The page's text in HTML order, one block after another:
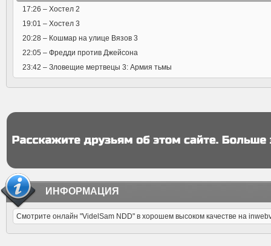
17:26 – Хостел 2
19:01 – Хостел 3
20:28 – Кошмар на улице Вязов 3
22:05 – Фредди против Джейсона
23:42 – Зловещие мертвецы 3: Армия тьмы
ИНФОРМАЦИЯ
Смотрите онлайн "VidelSam NDD" в хорошем высоком качестве на